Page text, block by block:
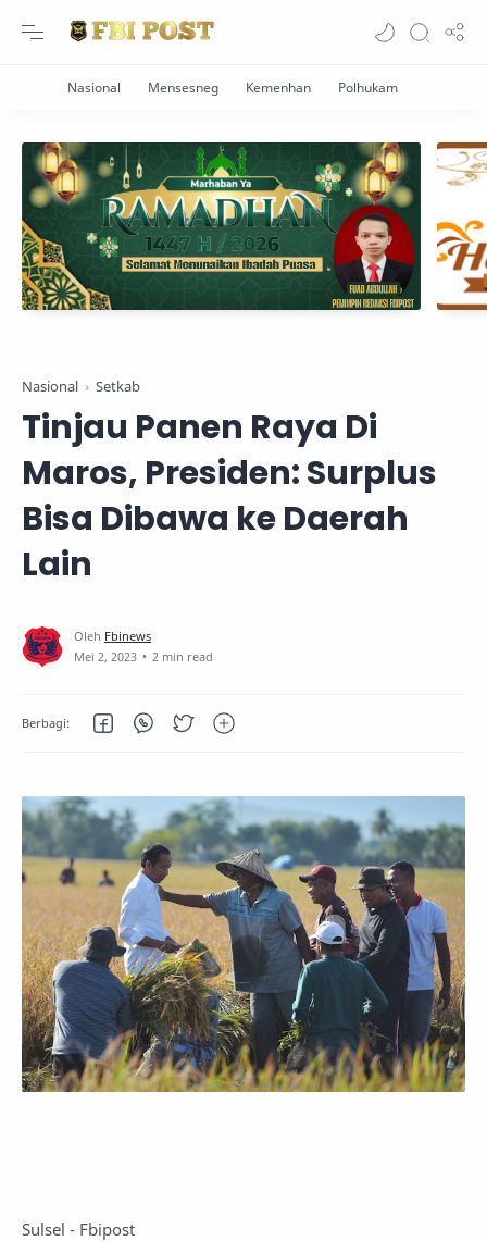
Nasional Setkab
Tinjau Panen Raya Di
Maros, Presiden: Surplus
Bisa Dibawa ke Daerah
Lain
2 min read
Sulsel - Fbipost